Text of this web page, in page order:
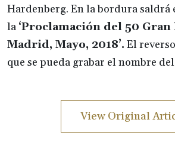
Hardenberg. En la bordura saldrá
la ‘Proclamación del 50 Gran
Madrid, Mayo, 2018’. El
que se pueda grabar el nombre
View Original